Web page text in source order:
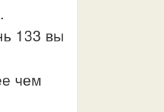
133 вы
чем